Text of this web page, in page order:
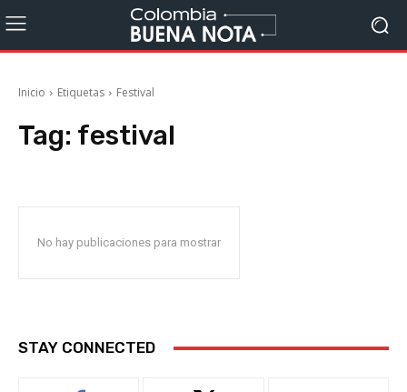
Inicio Etiquetas Festival
Tag: festival
No hay publicaciones para mostrar
STAY CONNECTED